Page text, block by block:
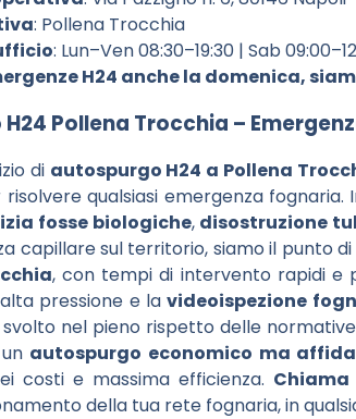
: Pollena Trocchia
: Lun–Ven 08:30–19:30 | Sab
H24 anche la domenica,
Pollena Trocchia –
di autospurgo H24 a Pollena
risolvere qualsiasi emergenza
fosse biologiche, disostruzione
capillare sul territorio, siamo il punto
, con tempi di intervento rapidi e
pressione e lavideoispezione
svolto nel pieno rispetto delle
autospurgo economico ma
costi e massima efficienza. Chiama
della tua rete fognaria, in